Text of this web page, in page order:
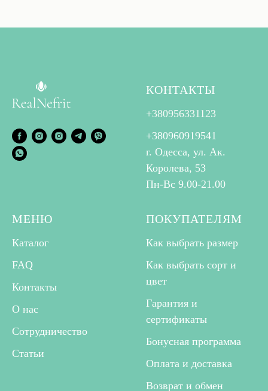
КОНТАКТЫ
+380956331123
+380960919541
г. Одесса, ул. Ак.
Королева, 53
Пн-Вс 9.00-21.00
МЕНЮ
Каталог
FAQ
Контакты
О нас
Сотрудничество
Статьи
ПОКУПАТЕЛЯМ
Как выбрать размер
Как выбрать сорт и
цвет
Гарантия и
сертификаты
Бонусная программа
Оплата и доставка
Возврат и обмен